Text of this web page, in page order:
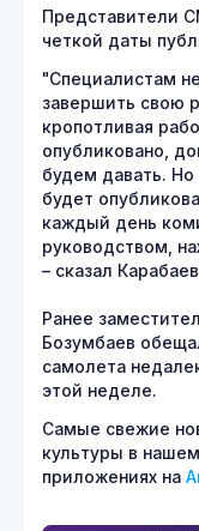
Представители
четкой даты
"Специалистам
завершить свою
кропотливая
опубликовано,
будем давать.
будет
каждый день
руководством,
– сказал
Ранее
Бозумбаев
самолета
этой неделе.
Самые свежие
культуры в нашем
приложениях на